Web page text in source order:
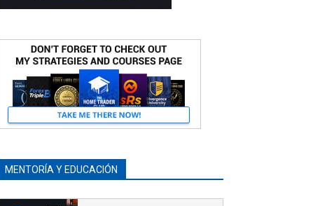
MENTORÍA Y EDUCACIÓN